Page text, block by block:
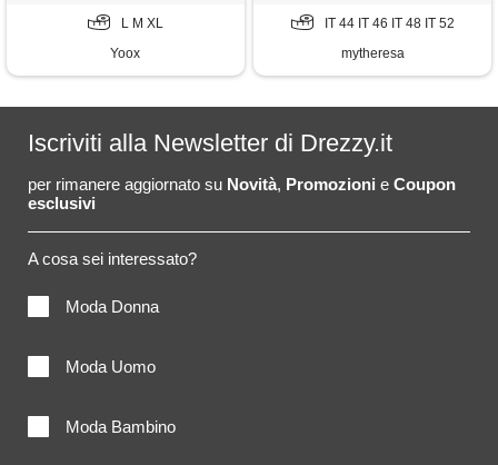
L M XL
Yoox
IT 44 IT 46 IT 48 IT 52
mytheresa
Iscriviti alla Newsletter di Drezzy.it
per rimanere aggiornato su Novità, Promozioni e Coupon
esclusivi
A cosa sei interessato?
Moda Donna
Moda Uomo
Moda Bambino